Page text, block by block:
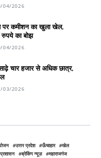
04/2026
पर कमीशन का खुला खेल,
रुपये का बोझ
04/2026
साढ़े चार हजार से अधिक छात्र,
03/2026
उत्तर प्रदेश ऊँचाहार
खेल
प्रशासन ब्रेकिंग न्यूज़
महाराजगंज